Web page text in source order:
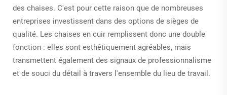
des chaises. C'est pour cette raison que de nombreuses
entreprises investissent dans des options de sièges de
qualité. Les chaises en cuir remplissent donc une double
fonction : elles sont esthétiquement agréables, mais
transmettent également des signaux de professionnalisme
et de souci du détail à travers l'ensemble du lieu de travail.